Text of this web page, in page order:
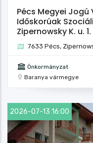
Pécs Megyei
Időskorúak
Zipernowsky K. u. 1.
7633 Pécs,
Önkormányzat
Baranya vármegye
2026-07-13 16:00